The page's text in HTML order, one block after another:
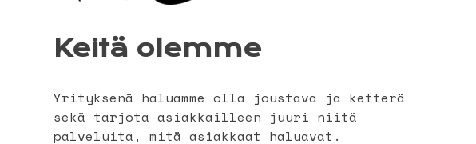
Keitä olemme
Yrityksenä haluamme olla joustava ja ketterä
sekä tarjota asiakkailleen juuri niitä
palveluita, mitä asiakkaat haluavat.